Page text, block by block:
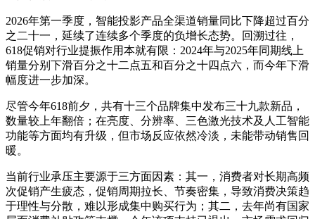
2026年第一季度，智能投影产品全渠道销量同比下降超过百分
之二十一，延续了连续多个季度的负增长态势。回溯过往，
618促销对行业提振作用本就有限：2024年与2025年同期线上
销量分别下滑百分之十二点五和百分之十四点六，而今年下滑
幅度进一步加深。
尽管今年618前夕，共有十三个品牌集中发布三十九款新品，
数量较上年翻倍；在亮度、分辨率、三色激光技术及人工智能
功能等方面均有升级，但市场反应依然冷淡，未能带动销售回
暖。
当前行业承压主要源于三方面因素：其一，消费者对长期高频
次促销产生疲态，促销周期拉长、节奏密集，导致消费决策趋
于理性与分散，难以形成集中购买行为；其二，去年尚有国家